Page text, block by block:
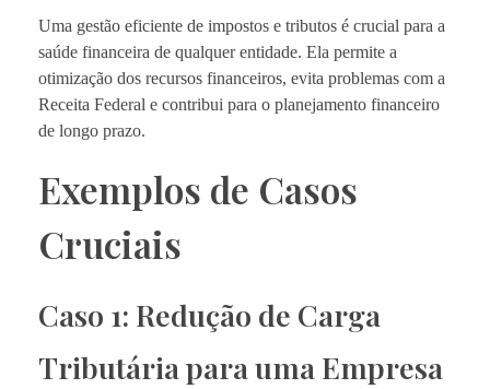
Uma gestão eficiente de impostos e tributos é crucial para a
saúde financeira de qualquer entidade. Ela permite a
otimização dos recursos financeiros, evita problemas com a
Receita Federal e contribui para o planejamento financeiro
de longo prazo.
Exemplos de Casos
Cruciais
Caso 1: Redução de Carga
Tributária para uma Empresa